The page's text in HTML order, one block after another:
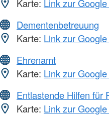
Karte: Link zur
Dementenbetreuung
Karte: Link zur
Ehrenamt
Karte: Link zur
Entlastende Hilfen für
Karte: Link zur